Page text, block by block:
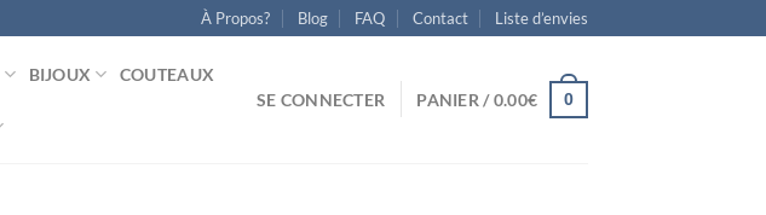
À Propos? Blog FAQ Contact Liste d’envies
BIJOUX COUTEAUX
SE CONNECTER PANIER /0.00€ 0